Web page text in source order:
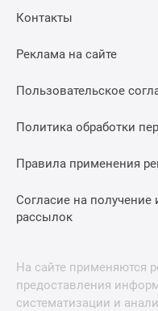
Контакты
Реклама на сайте
Пользовательское
Политика обработки
Правила применения
Согласие на
рассылок
На сайте применяются
предоставления
систематизации и